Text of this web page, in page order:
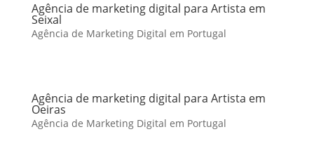
Agência de marketing digital para Artista em
Seixal
Agência de Marketing Digital em Portugal
Agência de marketing digital para Artista em
Oeiras
Agência de Marketing Digital em Portugal